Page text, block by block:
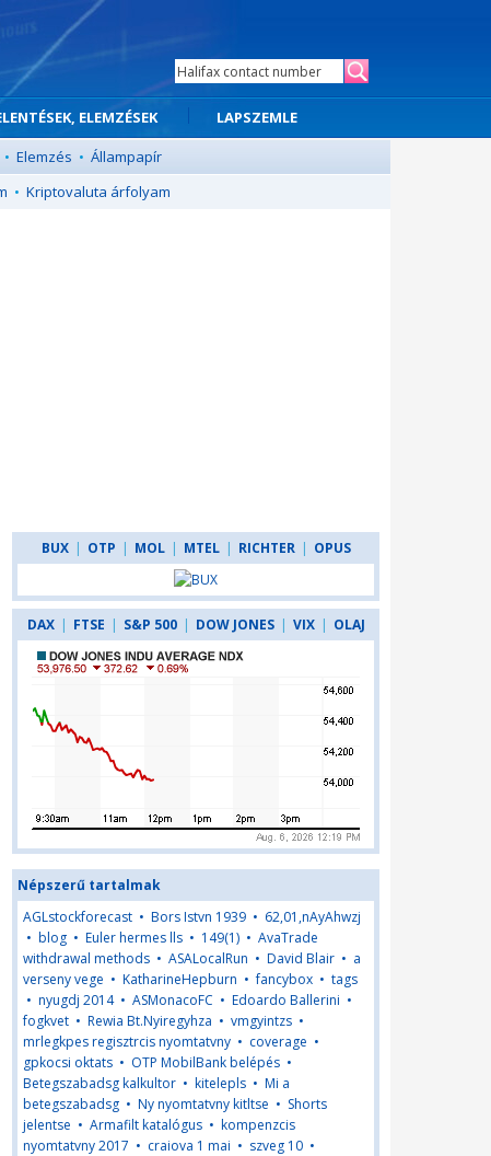
ELEMZÉSEK
LAPSZEMLE
• Elemzés • Állampapír
• Kriptovaluta árfolyam
BUX | OTP | MOL | MTEL | RICHTER | OPUS
DAX | FTSE | S&P 500 | DOW JONES | VIX | OLAJ
Népszerű tartalmak
AGLstockforecast • Bors Istvn 1939 • 62,01,nAyAhwzj
• blog • Euler hermes lls • 149(1) • AvaTrade
withdrawal methods • ASALocalRun • David Blair • a
verseny vege • KatharineHepburn •fancybox • tags
• nyugdj 2014• ASMonacoFC • Edoardo Ballerini •
fogkvet • Rewia Bt.Nyiregyhza • vmgyintzs •
mrlegkpes regisztrcis nyomtatvny • coverage •
gpkocsi oktats • OTP MobilBank belépés •
Betegszabadsg kalkultor • kitelepls • Mi a
betegszabadsg • Ny nyomtatvny kitltse • Shorts
jelentse • Armafilt katalógus • kompenzcis
nyomtatvny 2017 • craiova 1 mai • szveg 10 •